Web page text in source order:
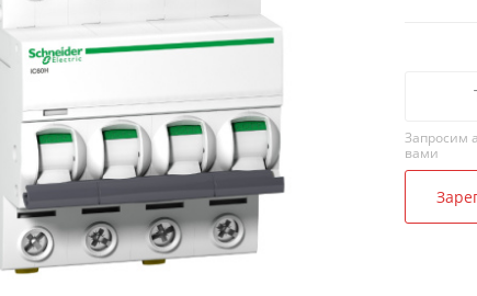
Запросим
вами